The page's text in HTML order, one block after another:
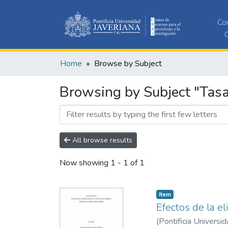
Home Browse by Subject
Browsing by Subject
All browse results
Now showing 1 - 1 of 1
Item
Efectos de la
(Pontificia